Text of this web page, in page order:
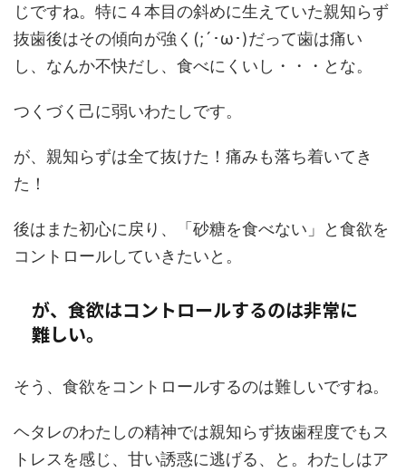
じですね。特に４本目の斜めに生えていた親知らず
抜歯後はその傾向が強く(;´･ω･)だって歯は痛い
し、なんか不快だし、食べにくいし・・・とな。
つくづく己に弱いわたしです。
が、親知らずは全て抜けた！痛みも落ち着いてき
た！
後はまた初心に戻り、「砂糖を食べない」と食欲を
コントロールしていきたいと。
が、食欲はコントロールするのは非常に
難しい。
そう、食欲をコントロールするのは難しいですね。
ヘタレのわたしの精神では親知らず抜歯程度でもス
トレスを感じ、甘い誘惑に逃げる、と。わたしはア